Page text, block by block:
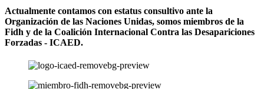
Actualmente contamos con estatus consultivo ante la
Organización de las Naciones Unidas, somos miembros de la
Fidh y de la Coalición Internacional Contra las Desapariciones
Forzadas - ICAED.